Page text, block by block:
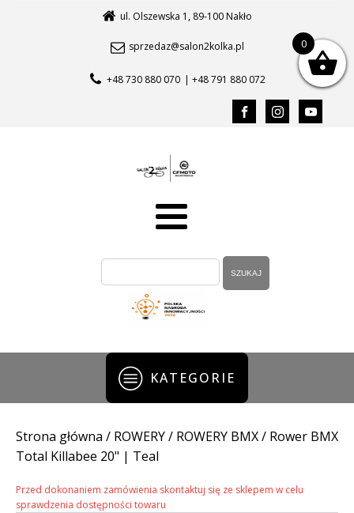
ul. Olszewska 1, 89-100 Nakło
sprzedaz@salon2kolka.pl
+48 730 880 070 | +48 791 880 072
KATEGORIE
Strona główna / ROWERY/ ROWERY BMX/ Rower BMX
Total Killabee 20" | Teal
Przed dokonaniem zamówienia skontaktuj się ze sklepem w celu
sprawdzenia dostępności towaru
0